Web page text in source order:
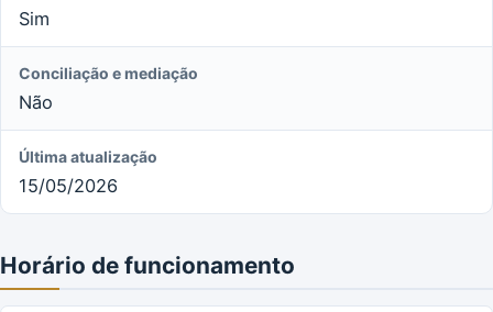
Sim
Conciliação e mediação
Não
Última atualização
15/05/2026
Horário de funcionamento